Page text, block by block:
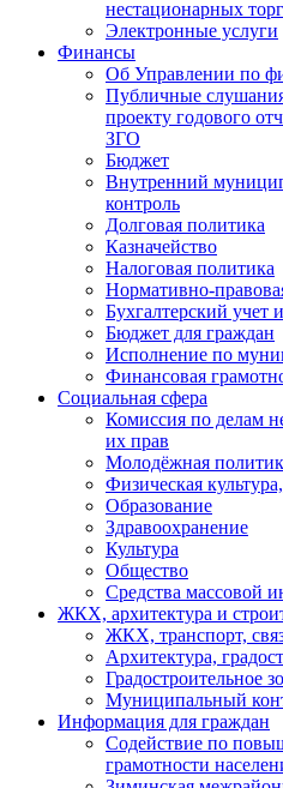
нестационарных
Электронные услуги
Финансы
Об Управлении по
Публичные
проекту годового
ЗГО
Бюджет
Внутренний
контроль
Долговая политика
Казначейство
Налоговая политика
Нормативно-
Бухгалтерский учет
Бюджет для граждан
Исполнение по
Финансовая
Социальная сфера
Комиссия по делам
их прав
Молодёжная
Физическая
Образование
Здравоохранение
Культура
Общество
Средства массовой
ЖКХ, архитектура и
ЖКХ, транспорт,
Архитектура,
Градостроительное
Муниципальный
Информация для граждан
Содействие по
грамотности